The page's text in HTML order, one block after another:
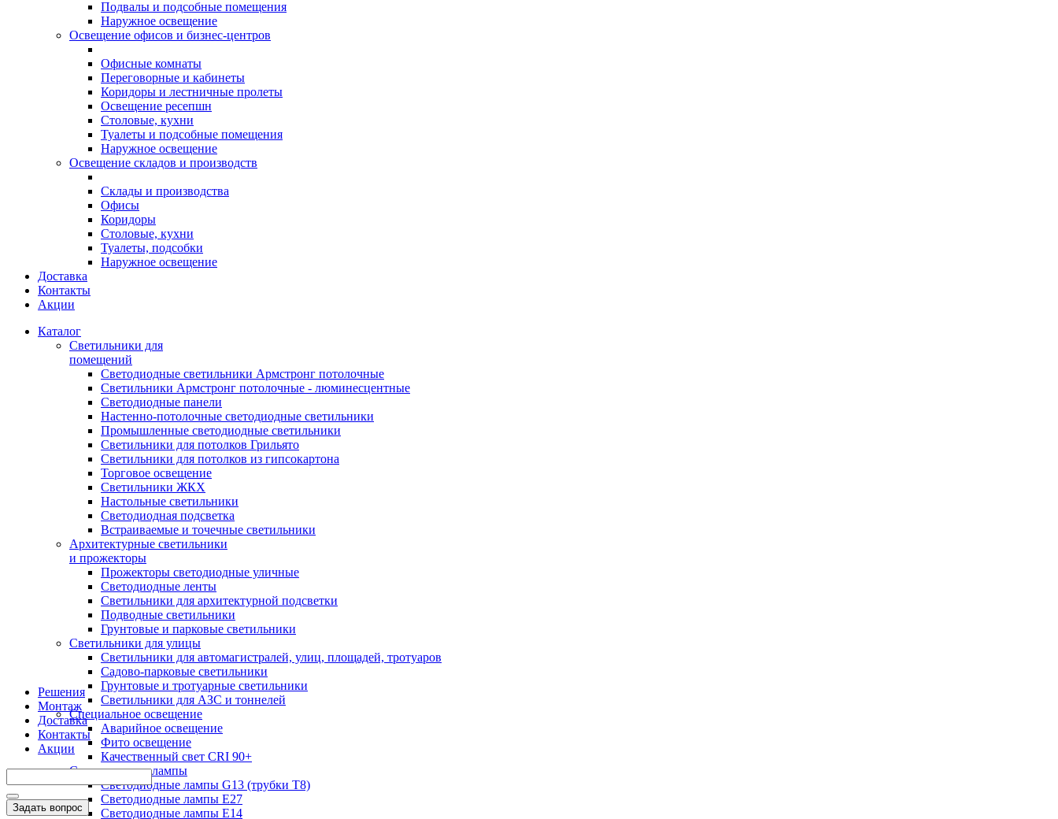
Подвалы и подсобные помещения
Наружное освещение
Освещение офисов и бизнес-центров
Офисные комнаты
Переговорные и кабинеты
Коридоры и лестничные пролеты
Освещение ресепшн
Столовые, кухни
Туалеты и подсобные помещения
Наружное освещение
Освещение складов и производств
Склады и производства
Офисы
Коридоры
Столовые, кухни
Туалеты, подсобки
Наружное освещение
Доставка
Контакты
Акции
Каталог
Светильники для
помещений
Светодиодные светильники Армстронг потолочные
Светильники Армстронг потолочные - люминесцентные
Светодиодные панели
Настенно-потолочные светодиодные светильники
Промышленные светодиодные светильники
Светильники для потолков Грильято
Светильники для потолков из гипсокартона
Торговое освещение
Светильники ЖКХ
Настольные светильники
Светодиодная подсветка
Встраиваемые и точечные светильники
Архитектурные светильники
и прожекторы
Прожекторы светодиодные уличные
Светодиодные ленты
Светильники для архитектурной подсветки
Подводные светильники
Грунтовые и парковые светильники
Светильники для улицы
Светильники для автомагистралей, улиц, площадей, тротуаров
Садово-парковые светильники
Грунтовые и тротуарные светильники
Светильники для АЗС и тоннелей
Специальное освещение
Аварийное освещение
Фито освещение
Качественный свет CRI 90+
Светодиодные лампы
Светодиодные лампы G13 (трубки T8)
Светодиодные лампы Е27
Светодиодные лампы Е14
Решения
Монтаж
Доставка
Контакты
Акции
Задать вопрос